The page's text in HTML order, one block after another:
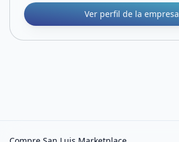
Ver perfil de la empresa